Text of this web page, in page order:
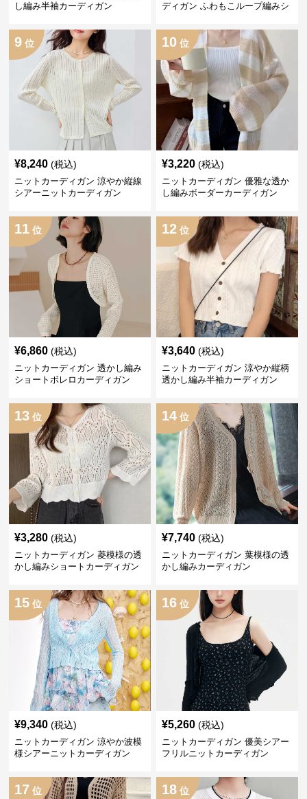
し編み半袖カーディガン
ディガン ふわもこループ編みシ
9 位
¥8,240 (税込)
ニットカーディガン 涼やか縦線
シアーニットカーディガン
10 位
¥3,220 (税込)
ニットカーディガン 優雅な透か
し編みボーダーカーディガン
11 位
¥6,860 (税込)
ニットカーディガン 透かし編み
ショートボレロカーディガン
12 位
¥3,640 (税込)
ニットカーディガン 涼やか縦柄
透かし編み半袖カーディガン
13 位
¥3,280 (税込)
ニットカーディガン 菱模様の透
かし編みショートカーディガン
14 位
¥7,740 (税込)
ニットカーディガン 葉模様の透
かし編みカーディガン
15 位
¥9,340 (税込)
ニットカーディガン 涼やか波模
様シアーニットカーディガン
16 位
¥5,260 (税込)
ニットカーディガン 優美シアー
フリルニットカーディガン
17 位 18 位